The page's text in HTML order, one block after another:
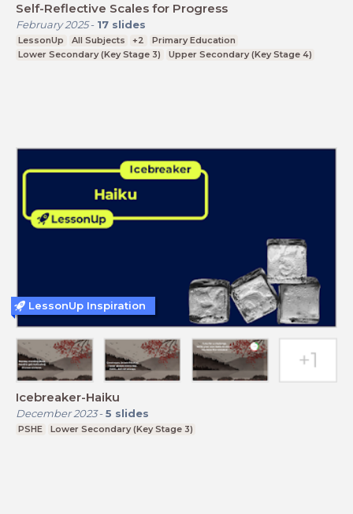
Self-Reflective Scales for Progress
February 2025- 17 slides
LessonUp All Subjects +2
Primary Education
Lower Secondary (Key Stage 3)
Upper Secondary (Key Stage 4)
Icebreaker-Haiku
December 2023- 5 slides
PSHE Lower Secondary (Key Stage 3)
LessonUp Inspiration